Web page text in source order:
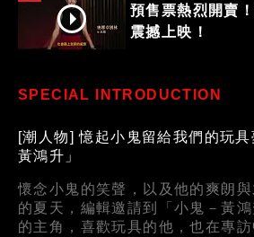
預售票熱烈開賣
震撼上映！
SPECIAL INTRODUCTION
[潮人物] 憶起小鬼留給我們的玩具
黃鴻升」
懷念小鬼的笑聲，以及他的爽朗
的夏天，編輯邀請到「小鬼－黃
的主角，喜歡玩具的他，也在專